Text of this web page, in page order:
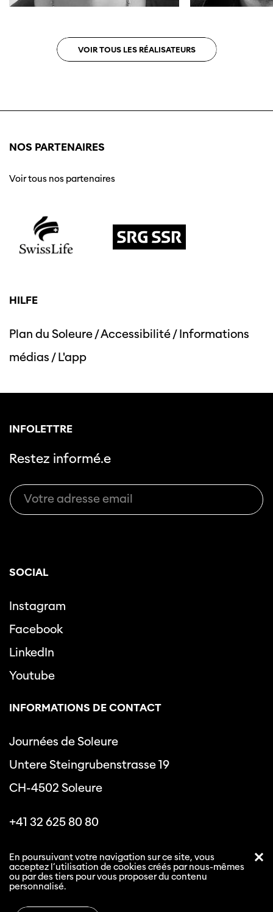
VOIR TOUS LES RÉALISATEURS
NOS PARTENAIRES
Voir tous nos partenaires
HILFE
Plan du Soleure/Accessibilité/Informations
médias /L'app
INFOLETTRE
Restez informé.e
SOCIAL
Instagram
Facebook
LinkedIn
Youtube
INFORMATIONS DE CONTACT
Journées de Soleure
Untere Steingrubenstrasse 19
CH-4502 Soleure
+41 32 625 80 80
En poursuivant votre navigation sur ce site, vous
acceptez l’utilisation de cookies créés par nous-mêmes
ou par des tiers pour vous proposer du contenu
personnalisé.